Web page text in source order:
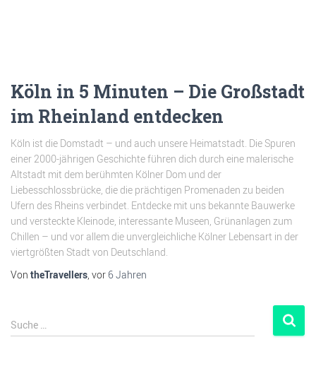
Köln in 5 Minuten – Die Großstadt
im Rheinland entdecken
Köln ist die Domstadt – und auch unsere Heimatstadt. Die Spuren
einer 2000-jährigen Geschichte führen dich durch eine malerische
Altstadt mit dem berühmten Kölner Dom und der
Liebesschlossbrücke, die die prächtigen Promenaden zu beiden
Ufern des Rheins verbindet. Entdecke mit uns bekannte Bauwerke
und versteckte Kleinode, interessante Museen, Grünanlagen zum
Chillen – und vor allem die unvergleichliche Kölner Lebensart in der
viertgrößten Stadt von Deutschland.
Von theTravellers , vor 6 Jahren
Suche …